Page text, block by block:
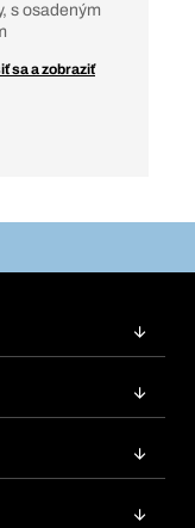
s osadeným
sa a zobraziť